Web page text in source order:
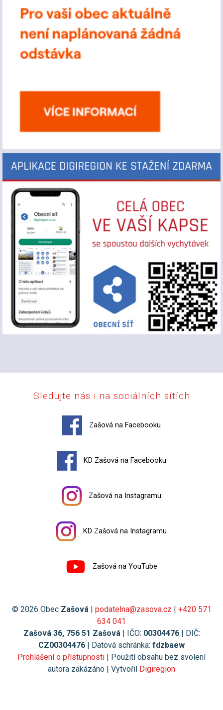
Sledujte nás i na sociálních sítích
Zašová na Facebooku
KD Zašová na Facebooku
Zašová na Instagramu
KD Zašová na Instagramu
Zašová na YouTube
© 2026 Obec Zašová | podatelna@zasova.cz | +420 571
634 041
Zašová 36, 756 51 Zašová | IČO: 00304476| DIČ:
CZ00304476 | Datová schránka: fdzbaew
Prohlášení o přístupnosti | Použití obsahu bez svolení
autora zakázáno | Vytvořil Digiregion